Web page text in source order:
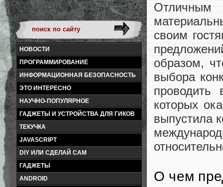
НОВОСТИ
ПРОГРАММИРОВАНИЕ
ИНФОРМАЦИОННАЯ БЕЗОПАСНОСТЬ
ЭТО ИНТЕРЕСНО
НАУЧНО-ПОПУЛЯРНОЕ
ГАДЖЕТЫ И УСТРОЙСТВА ДЛЯ ГИКОВ
ТЕКУЧКА
JAVASCRIPT
DIY ИЛИ СДЕЛАЙ САМ
ГАДЖЕТЫ
ANDROID
своим
образом,
выбора
которых
выпустила
О чем